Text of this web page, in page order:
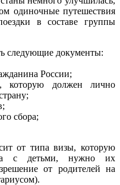
одиночные путешествия
в составе группы
следующие документы:
России;
которую должен лично
сбора;
от типа визы, которую
с детьми, нужно их
от родителей на